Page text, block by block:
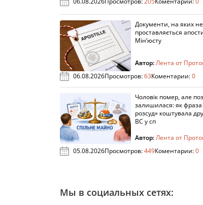
Документи, на яких не
проставляється
Мін’юсту
Автор:Лента от
06.08.2026Просмотров:63Коментарии:0
Чоловік помер, але
залишилася: як фраза
розсуд» коштувала
ВС у сп
Автор:Лента от
05.08.2026Просмотров:449Коментарии:0
Мы в социальных сетях: